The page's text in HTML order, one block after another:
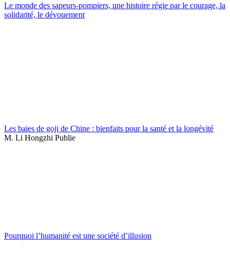
Le monde des sapeurs-pompiers, une histoire régie par le courage, la
solidarité, le dévouement
Les baies de goji de Chine : bienfaits pour la santé et la longévité
M. Li Hongzhi Publie
Pourquoi l’humanité est une société d’illusion